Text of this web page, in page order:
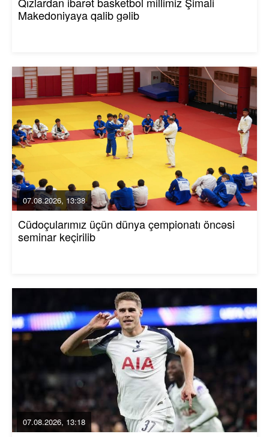
Makedoniyaya qalib gəlib
07.08.2026, 13:38
Cüdoçularımız üçün dünya çempionatı öncəsi
seminar keçirilib
07.08.2026, 13:18